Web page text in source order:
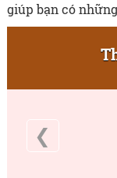
giúp bạn có
❮